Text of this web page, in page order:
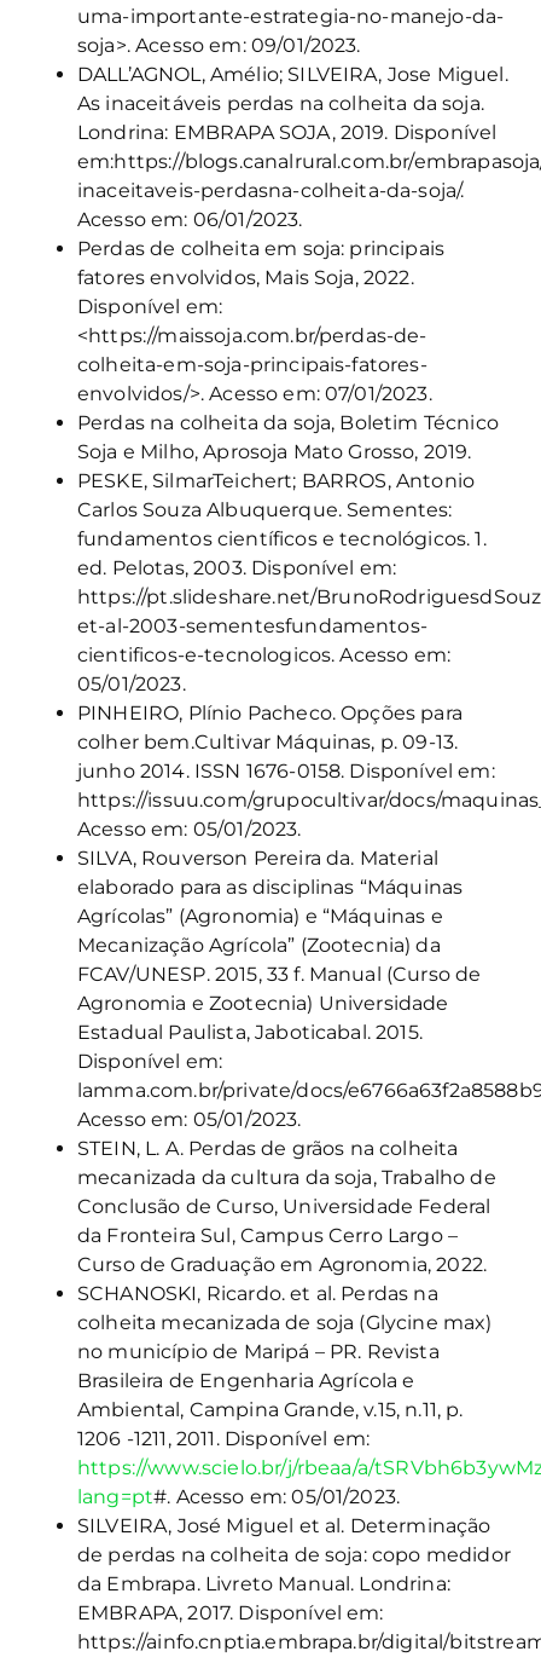
uma-importante-estrategia-no-manejo-da-
soja>. Acesso em: 09/01/2023.
DALL’AGNOL, Amélio; SILVEIRA, Jose Miguel.
As inaceitáveis perdas na colheita da soja.
Londrina: EMBRAPA SOJA, 2019. Disponível
em:https://blogs.canalrural.com.br/embrapasoja/
inaceitaveis-perdasna-colheita-da-soja/.
Acesso em: 06/01/2023.
Perdas de colheita em soja: principais
fatores envolvidos, Mais Soja, 2022.
Disponível em:
<https://maissoja.com.br/perdas-de-
colheita-em-soja-principais-fatores-
envolvidos/>. Acesso em: 07/01/2023.
Perdas na colheita da soja, Boletim Técnico
Soja e Milho, Aprosoja Mato Grosso, 2019.
PESKE, SilmarTeichert; BARROS, Antonio
Carlos Souza Albuquerque. Sementes:
fundamentos científicos e tecnológicos. 1.
ed. Pelotas, 2003. Disponível em:
https://pt.slideshare.net/
et-al-2003-sementesfundamentos-
cientificos-e-tecnologicos. Acesso em:
05/01/2023.
PINHEIRO, Plínio Pacheco. Opções para
colher bem.Cultivar Máquinas, p. 09-13.
junho 2014. ISSN 1676-0158. Disponível em:
https://issuu.com/grupocultivar/docs/
Acesso em: 05/01/2023.
SILVA, Rouverson Pereira da. Material
elaborado para as disciplinas “Máquinas
Agrícolas” (Agronomia) e “Máquinas e
Mecanização Agrícola” (Zootecnia) da
FCAV/UNESP. 2015, 33 f. Manual (Curso de
Agronomia e Zootecnia) Universidade
Estadual Paulista, Jaboticabal. 2015.
Disponível em:
lamma.com.br/private/docs/
Acesso em: 05/01/2023.
STEIN, L. A. Perdas de grãos na colheita
mecanizada da cultura da soja, Trabalho de
Conclusão de Curso, Universidade Federal
da Fronteira Sul, Campus Cerro Largo –
Curso de Graduação em Agronomia, 2022.
SCHANOSKI, Ricardo. et al. Perdas na
colheita mecanizada de soja (Glycine max)
no município de Maripá – PR. Revista
Brasileira de Engenharia Agrícola e
Ambiental, Campina Grande, v.15, n.11, p.
1206 -1211, 2011. Disponível em:
https://www.scielo.br/j/rbeaa/a/
lang=pt#. Acesso em: 05/01/2023.
SILVEIRA, José Miguel et al. Determinação
de perdas na colheita de soja: copo medidor
da Embrapa. Livreto Manual. Londrina:
EMBRAPA, 2017. Disponível em:
https://ainfo.cnptia.embrapa.br/digital/